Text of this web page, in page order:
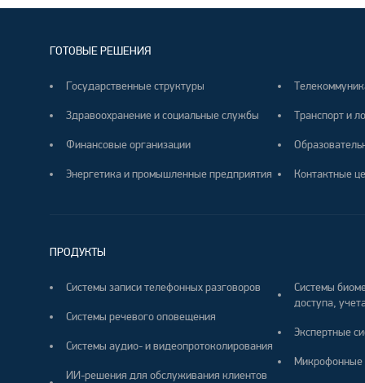
ГОТОВЫЕ РЕШЕНИЯ
Государственные структуры
Здравоохранение и социальные службы
Финансовые организации
Энергетика и промышленные предприятия
Транспорт и
Контактные
ПРОДУКТЫ
Системы записи телефонных разговоров
Системы речевого оповещения
Системы аудио- и видеопротоколирования
ИИ-решения для обслуживания клиентов
Системы
доступа,
Экспертные
Микрофонные